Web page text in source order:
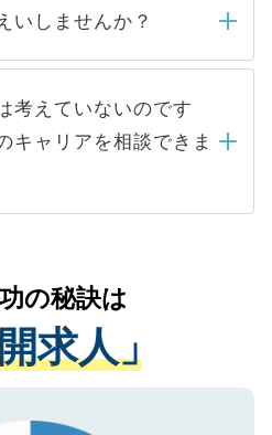
るため 人気のある医療機
うと、応募が殺到する場
める条件に合った人材の
に依頼するケースが増え
募先から内定をいただい
はありません。内定先へ
ャリアパートナーが行い
ください。
いしませんか？
することはありませんの
い。当サイトからの登録
登録者様の個人情報は、
アップおよび転職活動の
いたします。お預かりし
人データはご本人の許可
り扱いについての厳密な
た事業者のみに付与され
マークを取得済みです。
個人情報は、SSL（デー
考えていないのです
キャリアを相談できま
の医療機関の状況や紹介
ら、適切なアドバイスを
す。すぐにご転職をされ
的なサポートが可能です
録ください。
の秘訣は
求人」